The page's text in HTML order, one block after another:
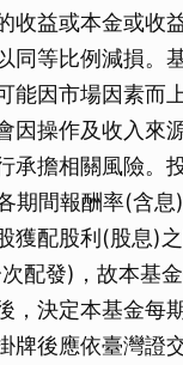
收益或本金或收
同等比例減損。
能因市場因素而
因操作及收入來
承擔相關風險。
期間報酬率(含息
獲配股利(股息)
配發)，故本基
，決定本基金每
牌後應依臺灣證